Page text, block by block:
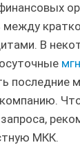
В
последние
МКК.